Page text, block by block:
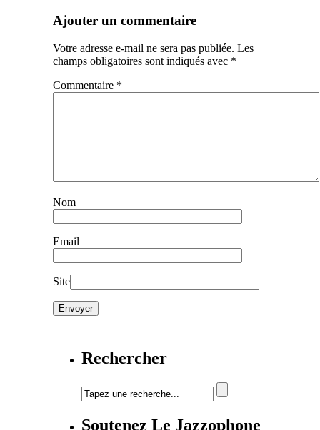
Ajouter un commentaire
Votre adresse e-mail ne sera pas publiée. Les
champs obligatoires sont indiqués avec *
Commentaire *
Nom
Email
Site
Rechercher
Soutenez Le Jazzophone